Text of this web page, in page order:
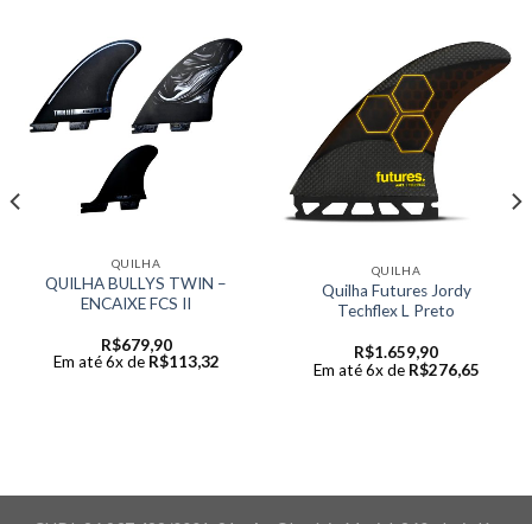
QUILHA
QUILHA BULLYS TWIN –
ENCAIXE FCS II
R$679,90
Em até 6x de R$113,32
QUILHA
Quilha Futures Jordy
Techflex L Preto
R$1.659,90
Em até 6x de R$276,65